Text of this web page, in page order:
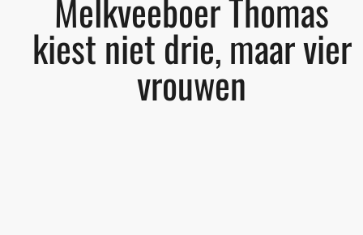
Melkveeboer Thomas
kiest niet drie, maar vier
vrouwen